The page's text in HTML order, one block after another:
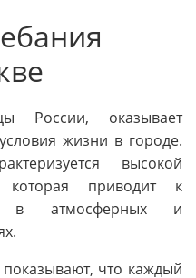
России, оказывает
жизни в городе.
высокой
которая приводит к
в атмосферных и
что каждый